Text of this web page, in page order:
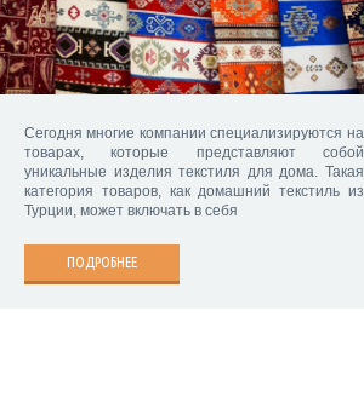
Сегодня многие компании специализируются на
товарах, которые представляют собой
уникальные изделия текстиля для дома. Такая
категория товаров, как домашний текстиль из
Турции, может включать в себя
ПОДРОБНЕЕ